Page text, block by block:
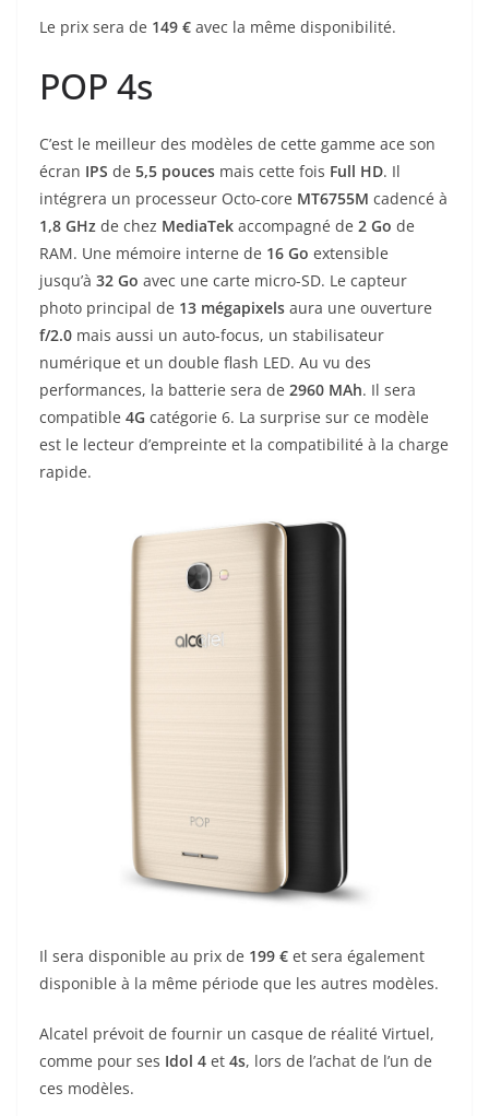
Le prix sera de 149 € avec la même disponibilité.
POP 4s
C’est le meilleur des modèles de cette gamme ace son
écran IPS de 5,5 pouces mais cette fois Full HD. Il
intégrera un processeur Octo-core MT6755M cadencé à
1,8 GHz de chez MediaTek accompagné de 2 Go de
RAM. Une mémoire interne de 16 Go extensible
jusqu’à 32 Go avec une carte micro-SD. Le capteur
photo principal de 13 mégapixels aura une ouverture
f/2.0 mais aussi un auto-focus, un stabilisateur
numérique et un double flash LED. Au vu des
performances, la batterie sera de 2960 MAh. Il sera
compatible 4G catégorie 6. La surprise sur ce modèle
est le lecteur d’empreinte et la compatibilité à la charge
rapide.
Il sera disponible au prix de 199 € et sera également
disponible à la même période que les autres modèles.
Alcatel prévoit de fournir un casque de réalité Virtuel,
comme pour ses Idol 4 et 4s, lors de l’achat de l’un de
ces modèles.